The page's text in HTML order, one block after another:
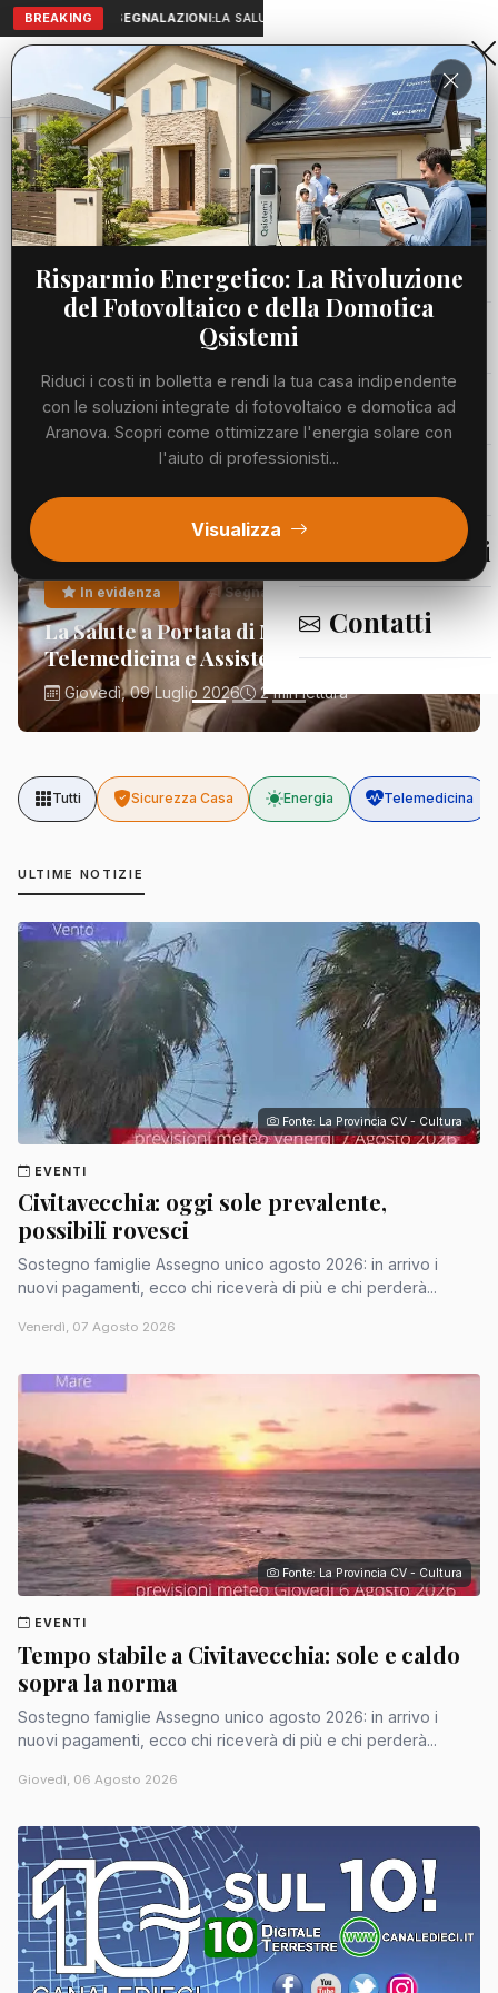
BREAKING SEGNALAZIONI:LA SALUTE A PORTATA DI MANO:
Aranova • NET
PORTALE UTILE AL TERRITORIO
Home
Cronaca
Viabilità
Meteo
Segnalazioni
Contatti
Risparmio Energetico: La Rivoluzione
del Fotovoltaico e della Domotica
Qsistemi
Riduci i costi in bolletta e rendi la tua casa indipendente
con le soluzioni integrate di fotovoltaico e domotica ad
Aranova. Scopri come ottimizzare l'energia solare con
l'aiuto di professionisti...
Visualizza
In evidenza Segnalazioni
La Salute a Portata di Mano:
Telemedicina e Assistenza Domiciliare
Giovedì, 09 Luglio 2026 2 min lettura
Tutti Sicurezza Casa Energia Telemedicina
ULTIME NOTIZIE
Fonte: La Provincia CV - Cultura
EVENTI
Civitavecchia: oggi sole prevalente,
possibili rovesci
Sostegno famiglie Assegno unico agosto 2026: in arrivo i
nuovi pagamenti, ecco chi riceverà di più e chi perderà...
Venerdì, 07 Agosto 2026
Fonte: La Provincia CV - Cultura
EVENTI
Tempo stabile a Civitavecchia: sole e caldo
sopra la norma
Sostegno famiglie Assegno unico agosto 2026: in arrivo i
nuovi pagamenti, ecco chi riceverà di più e chi perderà...
Giovedì, 06 Agosto 2026